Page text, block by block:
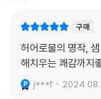
이더맨3'는 화질과 음
구매
허어로물의 명작,
해치우는 쾌감까지
j***f